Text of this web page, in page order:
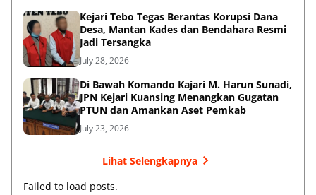
Kejari Tebo Tegas Berantas Korupsi Dana
Desa, Mantan Kades dan Bendahara Resmi
Jadi Tersangka
July 28, 2026
Di Bawah Komando Kajari M. Harun Sunadi,
JPN Kejari Kuansing Menangkan Gugatan
PTUN dan Amankan Aset Pemkab
July 23, 2026
Lihat Selengkapnya
Failed to load posts.